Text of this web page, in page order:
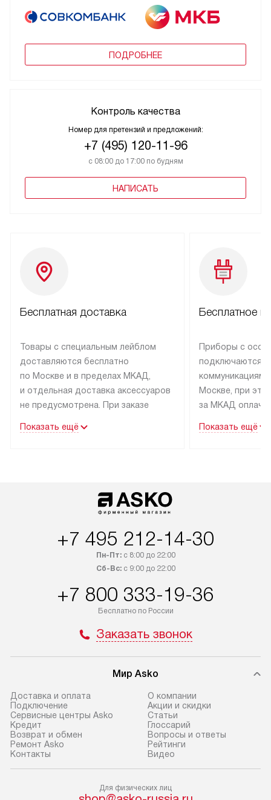
ПОДРОБНЕЕ
Контроль качества
Номер для претензий и предложений:
+7 (495) 120-11-96
с 08:00 до 17:00 по будням
НАПИСАТЬ
Бесплатная доставка
Товары с специальным лейблом
доставляются бесплатно
по Москве и в пределах МКАД,
и отдельная доставка аксессуаров
не предусмотрена. При заказе
рекомендуем обсудить
быть отправлены покупателю
в течение трех дней. Если вам
обсудите возможность его
приобретения с менеджером сайта.
Товары с специальным лейблом
по Москве в пределах МКАД,
и отдельная доставка аксессуаров
в Санкт-Петербург и другие
100% предоплаты мы бесплатно
доставляем заказ
до представительства
транспортной компании в г. Москва.
Пожалуйста, уточняйте условия
доставки у менеджера при
оформлении заказа.
В оговоренный день служба
Показать ещё
Бесплатное
Приборы с
подключаются к
коммуникациям
Москве, при
за МКАД
партнера
прайсу. Сервис
установление,
предполагают,
установленной
Показать ещё
+7 495 212-14-30
Пн-Пт:с 8:00 до 22:00
Сб-Вс:с 9:00 до 22:00
+7 800 333-19-36
Бесплатно по России
Заказать звонок
Мир Asko
Доставка и оплата
Подключение
Сервисные центры Asko
Кредит
Возврат и обмен
Ремонт Asko
Контакты
О компании
Акции и скидки
Статьи
Глоссарий
Вопросы и ответы
Рейтинги
Видео
Для физических лиц